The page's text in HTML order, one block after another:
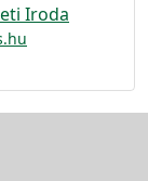
Iroda